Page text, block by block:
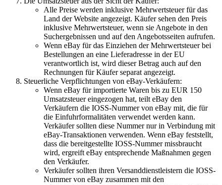
Alle Preise werden inklusive Mehrwertsteuer für das
Land der Website angezeigt. Käufer sehen den Preis
inklusive Mehrwertsteuer, wenn sie Angebote in den
Suchergebnissen und auf den Angebotsseiten aufrufen.
Wenn eBay für das Einziehen der Mehrwertsteuer bei
Bestellungen an eine Lieferadresse in der EU
verantwortlich ist, wird dieser Betrag auch auf den
Rechnungen für Käufer separat angezeigt.
Steuerliche Verpflichtungen von eBay-Verkäufern:
Wenn eBay für importierte Waren bis zu EUR 150
Umsatzsteuer eingezogen hat, teilt eBay den
Verkäufern die IOSS-Nummer von eBay mit, die für
die Einfuhrformalitäten verwendet werden kann.
Verkäufer sollten diese Nummer nur in Verbindung mit
eBay-Transaktionen verwenden. Wenn eBay feststellt,
dass die bereitgestellte IOSS-Nummer missbraucht
wird, ergreift eBay entsprechende Maßnahmen gegen
den Verkäufer.
Verkäufer sollten ihren Versanddienstleistern die IOSS-
Nummer von eBay zusammen mit den